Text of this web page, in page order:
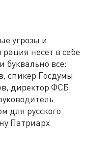
угрозы и
несёт в себе
буквально все:
спикер Госдумы
директор ФСБ
для русского
Патриарх